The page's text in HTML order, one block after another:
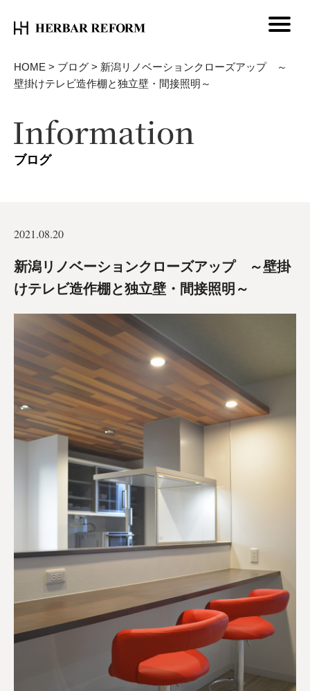
HOME > ブログ > 新潟リノベーションクローズアップ ～
壁掛けテレビ造作棚と独立壁・間接照明～
ブログ
2021.08.20
新潟リノベーションクローズアップ ～壁掛
けテレビ造作棚と独立壁・間接照明～